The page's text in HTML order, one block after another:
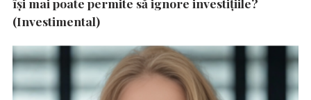
(Investimental)